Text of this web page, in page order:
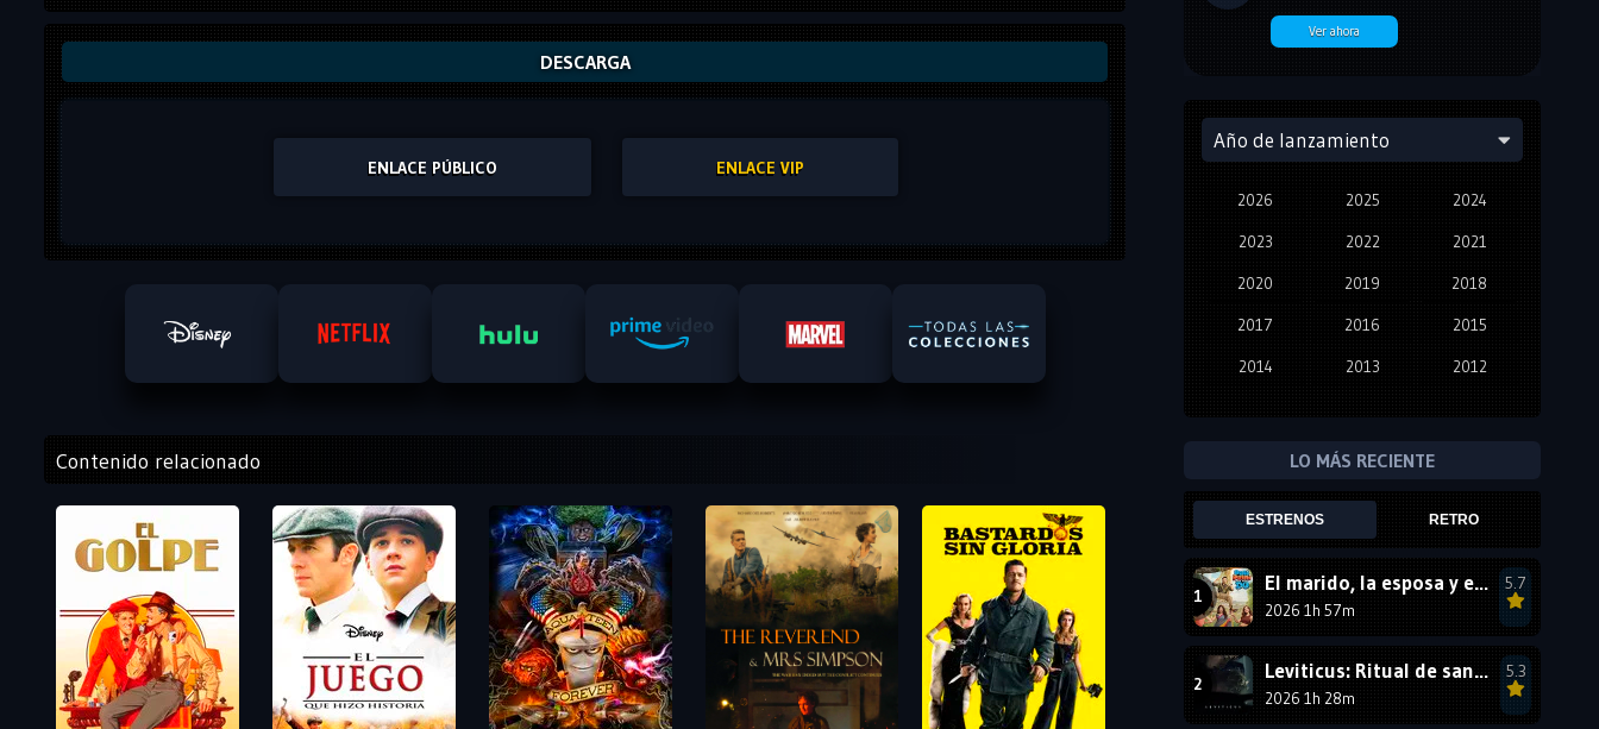
DESCARGA
ENLACE PÚBLICO ENLACE VIP
Contenido relacionado
Ver ahora
Año de lanzamiento
2026 2025 2024
2023 2022 2021
2020 2019 2018
2017 2016 2015
2014 2013 2012
2001
1999 1998
1996 1995
1993
1990 1989
LO MÁS RECIENTE
ESTRENOS RETRO
El marido, la esposa y ella 2
2026 1h 57m
5.7
Leviticus: Ritual de sangre
2026 1h 28m
5.3